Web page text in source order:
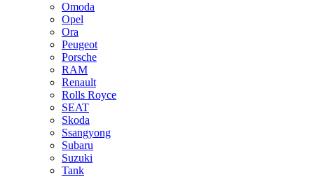
Omoda
Opel
Ora
Peugeot
Porsche
RAM
Renault
Rolls Royce
SEAT
Skoda
Ssangyong
Subaru
Suzuki
Tank